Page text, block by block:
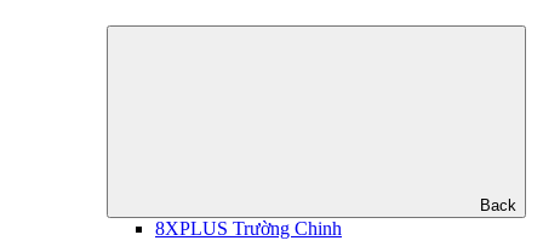
Back
8XPLUS Trường Chinh